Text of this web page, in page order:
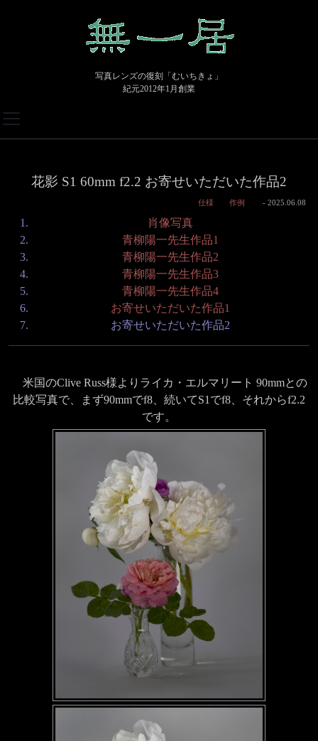
写真レンズの復刻「むいちきょ」
紀元2012年1月創業
花影 S1 60mm f2.2 お寄せいただいた作品2
仕様 作例 - 2025.06.08
肖像写真
青柳陽一先生作品1
青柳陽一先生作品2
青柳陽一先生作品3
青柳陽一先生作品4
お寄せいただいた作品1
お寄せいただいた作品2
米国のClive Russ様よりライカ・エルマリート 90mmとの
比較写真で、まず90mmでf8、続いてS1でf8、それからf2.2
です。